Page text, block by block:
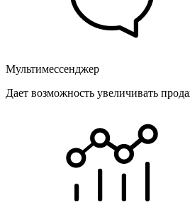
Мультимессенджер
Дает возможность увеличивать